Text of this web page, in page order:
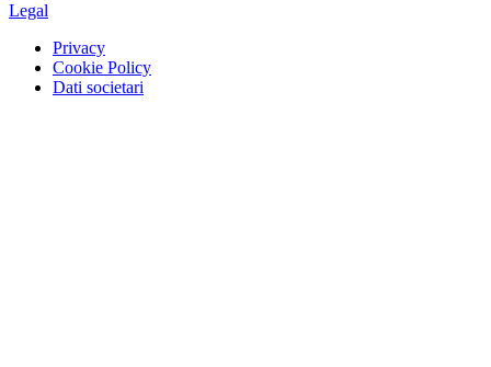
Legal
Privacy
Cookie Policy
Dati societari